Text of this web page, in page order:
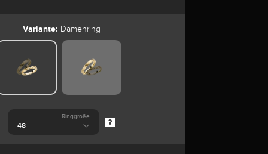
Variante: Damenring
Ringgröße